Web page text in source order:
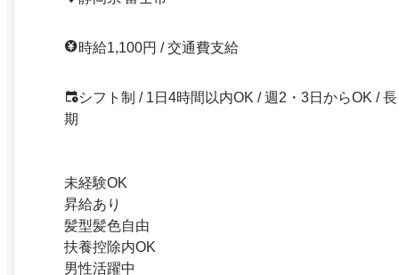
時給1,100円 / 交通費支給
シフト制 / 1日4時間以内OK / 週2・3日からOK / 長
期
未経験OK
昇給あり
髪型髪色自由
扶養控除内OK
男性活躍中